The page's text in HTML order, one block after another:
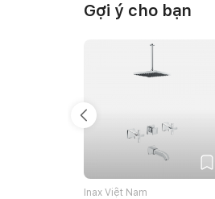
Gợi ý cho bạn
Inax Việt Nam